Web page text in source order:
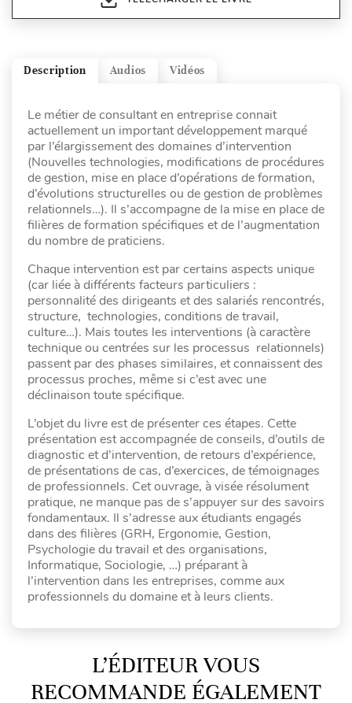
Vidéos
Audios
Description
Le métier de consultant en entreprise connait
actuellement un important développement marqué
par l’élargissement des domaines d’intervention
(Nouvelles technologies, modifications de procédures
de gestion, mise en place d’opérations de formation,
d’évolutions structurelles ou de gestion de problèmes
relationnels…). Il s’accompagne de la mise en place de
filières de formation spécifiques et de l’augmentation
du nombre de praticiens.
Chaque intervention est par certains aspects unique
(car liée à différents facteurs particuliers :
personnalité des dirigeants et des salariés rencontrés,
structure, technologies, conditions de travail,
culture…). Mais toutes les interventions (à caractère
technique ou centrées sur les processus relationnels)
passent par des phases similaires, et connaissent des
processus proches, même si c’est avec une
déclinaison toute spécifique.
L’objet du livre est de présenter ces étapes. Cette
présentation est accompagnée de conseils, d’outils de
diagnostic et d’intervention, de retours d’expérience,
de présentations de cas, d’exercices, de témoignages
de professionnels. Cet ouvrage, à visée résolument
pratique, ne manque pas de s’appuyer sur des savoirs
fondamentaux. Il s’adresse aux étudiants engagés
dans des filières (GRH, Ergonomie, Gestion,
Psychologie du travail et des organisations,
Informatique, Sociologie, …) préparant à
l’intervention dans les entreprises, comme aux
professionnels du domaine et à leurs clients.
L’ÉDITEUR VOUS
RECOMMANDE ÉGALEMENT